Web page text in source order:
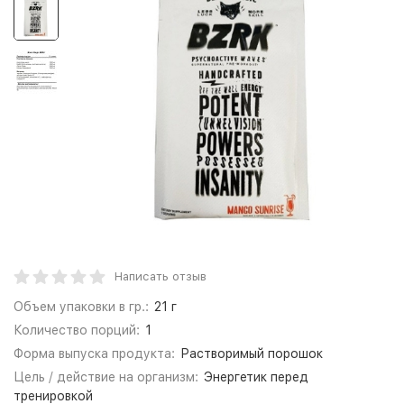
Написать отзыв
Объем упаковки в гр.: 21 г
Количество порций: 1
Форма выпуска продукта:
Растворимый порошок
Цель / действие на организм: Энергетик перед
тренировкой